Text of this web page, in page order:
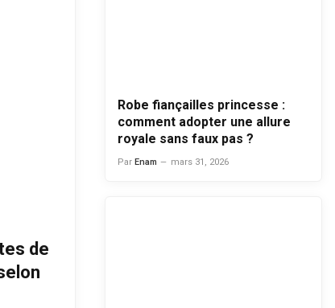
de
Robe fiançailles princesse :
comment adopter une allure
royale sans faux pas ?
Par Enam mars 31, 2026